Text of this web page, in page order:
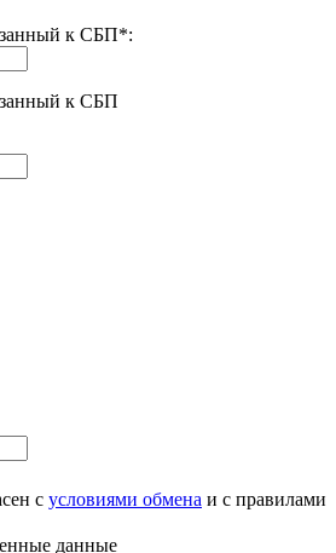
к СБП*:
к СБП
с условиями обмена и с правилами
данные